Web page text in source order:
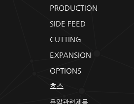
PRODUCTION
SIDE FEED
CUTTING
EXPANSION
OPTIONS
호스
유압관련제품